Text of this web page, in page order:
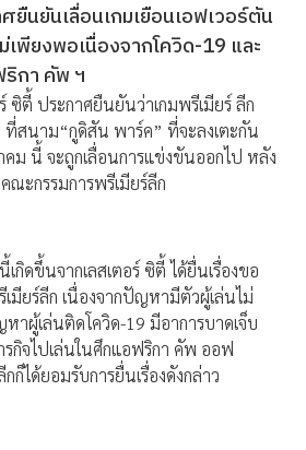
ยืนยันเลื่อนเกมเยือนเอฟเวอร์ตัน
เพียงพอเนื่องจากโควิด-19 และ
กา คัพ ฯ
ซิตี้ ประกาศยืนยันว่าเกมพรีเมียร์ ลีก
ที่สนาม“กูดิสัน พาร์ค” ที่จะลงเตะกัน
ม นี้ จะถูกเลื่อนการแข่งขันออกไป หลัง
ณะกรรมการพรีเมียร์ลีก
กิดขึ้นจากเลสเตอร์ ซิตี้ ได้ยื่นเรื่องขอ
มียร์ลีก เนื่องจากปัญหามีตัวผู้เล่นไม่
าผู้เล่นติดโควิด-19 มีอาการบาดเจ็บ
กิจไปเล่นในศึกแอฟริกา คัพ ออฟ
ก็ได้ยอมรับการยื่นเรื่องดังกล่าว